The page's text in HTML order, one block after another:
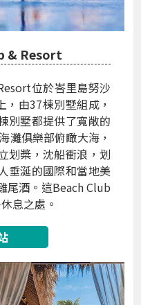
& Resort
位於峇里島努沙
由37棟別墅組成，
別墅都提供了寬敞的
灘俱樂部俯瞰大海，
划槳，沈船衝浪，划
垂涎的國際和當地美
尾酒。這Beach Club
息之處。